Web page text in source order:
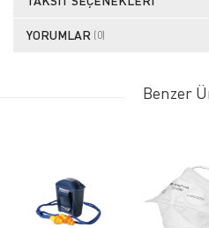
YORUMLAR (0)
Benzer